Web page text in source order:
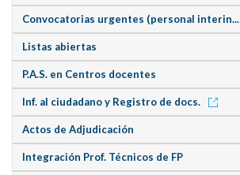
Convocatorias urgentes (personal interin...
Listas abiertas
P.A.S. en Centros docentes
Inf. al ciudadano y Registro de docs.
Actos de Adjudicación
Integración Prof. Técnicos de FP